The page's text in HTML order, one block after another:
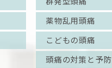
薬物乱用頭痛
こどもの頭痛
頭痛の対策と予防